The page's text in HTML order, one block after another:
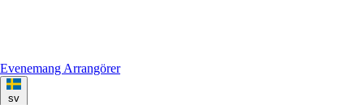
Evenemang Arrangörer
sv